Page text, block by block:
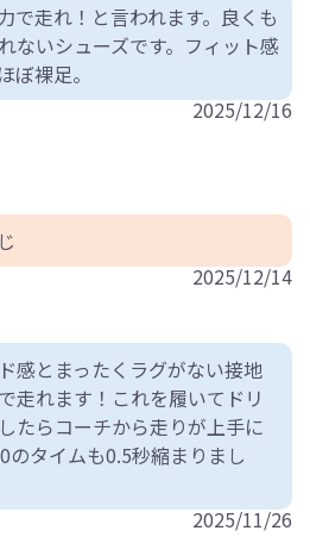
で走れ！と言われます。良くも
ないシューズです。フィット感
ぼ裸足。
2025/12/16
2025/12/14
感とまったくラグがない接地
走れます！これを履いてドリ
たらコーチから走りが上手に
のタイムも0.5秒縮まりまし
2025/11/26